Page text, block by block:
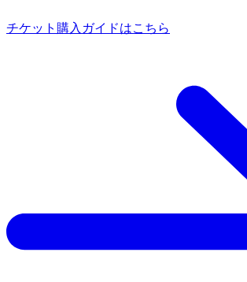
チケット購入ガイドはこちら